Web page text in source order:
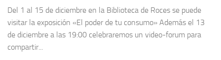
Del 1 al 15 de diciembre en la Biblioteca de Roces se puede
visitar la exposición «El poder de tu consumo» Además el 13
de diciembre a las 19:00 celebraremos un video-forum para
compartir...